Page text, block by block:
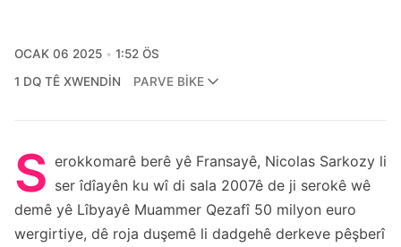
OCAK 06 2025
1:52 ÖS
1 DQ TÊ XWENDIN
PARVE BIKE
S erokkomarê berê yê Fransayê, Nicolas Sarkozy li
ser îdîayên ku wî di sala 2007ê de ji serokê wê
demê yê Lîbyayê Muammer Qezafî 50 milyon euro
wergirtiye, dê roja duşemê li dadgehê derkeve pêşberî